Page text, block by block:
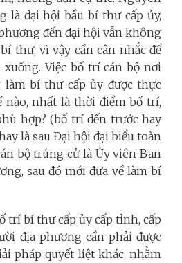
là đại hội bầu bí thư cấp ủy,
đến đại hội vẫn không
thư, vì vậy cần cân nhắc để
Việc bố trí cán bộ nơi
làm bí thư cấp ủy được thực
nhất là thời điểm bố trí,
hợp? (bố trí đến trước hay
là sau Đại hội đại biểu toàn
bộ trúng cử là Ủy viên Ban
sau đó mới đưa về làm bí
trí bí thư cấp ủy cấp tỉnh, cấp
địa phương cần phải được
pháp quyết liệt khác, nhằm